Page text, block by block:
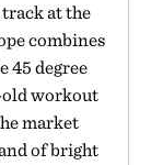
at the
combines
45 degree
old workout
market
of bright